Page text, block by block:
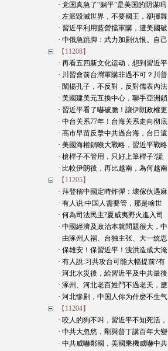
· 党国真急了“躺平”是美国的阴谋吗
· 左派毀滅世界，不要國王，卻揮舞
· 習近平利用藍營擋軍購，遭美國破
· 中俄急跳脚：武力加剧仇恨。自己
【11208】
· 再看五四新文化运动，想到習近平
· 川習會前台灣軍購非過不可？川普
· 闡揚孔子，不反對，反對儒表內法
· 美國建美元互換中心，聯手亞洲鎖
· 習近平看了嚇破膽！讓伊朗政權更
· 中台关系77年！台海关系走向彻底
· 高市早苗反擊中共過台海，台日還
· 美國海權鎖喉大戰略，習近平戰略
· 槍桿子不管用，只好上筆桿子?謊
· 比較伊朗後，再比越南，為何越南
【11205】
· 拜登稱中國定時炸彈：壞傢伙遇麻
· 有人说:中国人需要管，那是啥世
· 何為司法民主?夏威夷野火進入司
· 中國經濟及政治本就問題很大，中
· 由涿州人祸、台独主张、大一统思
· 保雄安！保習近平！洩洪造成大淹
· 有人說:习共攻台可能大幅提前?有
· 河北水災後，給習近平及中共最後
· 涿州、河北老百姓鬥不過老天，應
· 河北惨剧，中国人你为什麽不生气
【11204】
· 咬人的狗不叫，習近平不知死活，
· 中共大忽悠，剛與普丁講百年大變
· 中共威嚇鄰國，美國乘機威嚇中共